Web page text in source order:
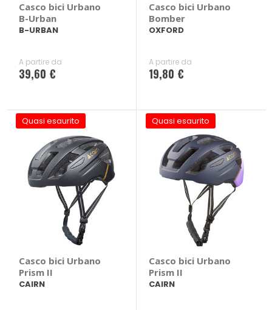
Casco bici Urbano
B-Urban
B-URBAN
A partire da
39,60 €
Casco bici Urbano
Bomber
OXFORD
A partire da
19,80 €
Quasi esaurito
Casco bici Urbano
Prism II
CAIRN
Quasi esaurito
Casco bici Urbano
Prism II
CAIRN